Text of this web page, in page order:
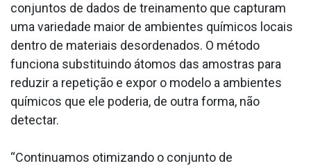
conjuntos de dados de treinamento que capturam
uma variedade maior de ambientes químicos locais
dentro de materiais desordenados. O método
funciona substituindo átomos das amostras para
reduzir a repetição e expor o modelo a ambientes
químicos que ele poderia, de outra forma, não
detectar.
“Continuamos otimizando o conjunto de